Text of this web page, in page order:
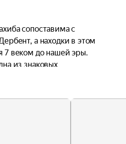
сопоставима с
а находки в этом
7 веком до нашей эры.
из знаковых
Дагестана,
домов, расположенных